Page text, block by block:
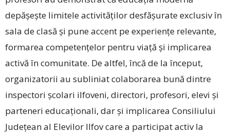
depășește limitele activităților desfășurate exclusiv în
sala de clasă și pune accent pe experiențe relevante,
formarea com­pe­tențelor pentru viață și implicarea
activă în comunitate. De ­altfel, încă de la început,
organizatorii au subliniat colaborarea bună dintre
inspectori școlari ilfoveni, directori, profesori, elevi și
parteneri educaționali, dar și implicarea Consiliului
Județean al Elevilor ­Ilfov care a participat activ la